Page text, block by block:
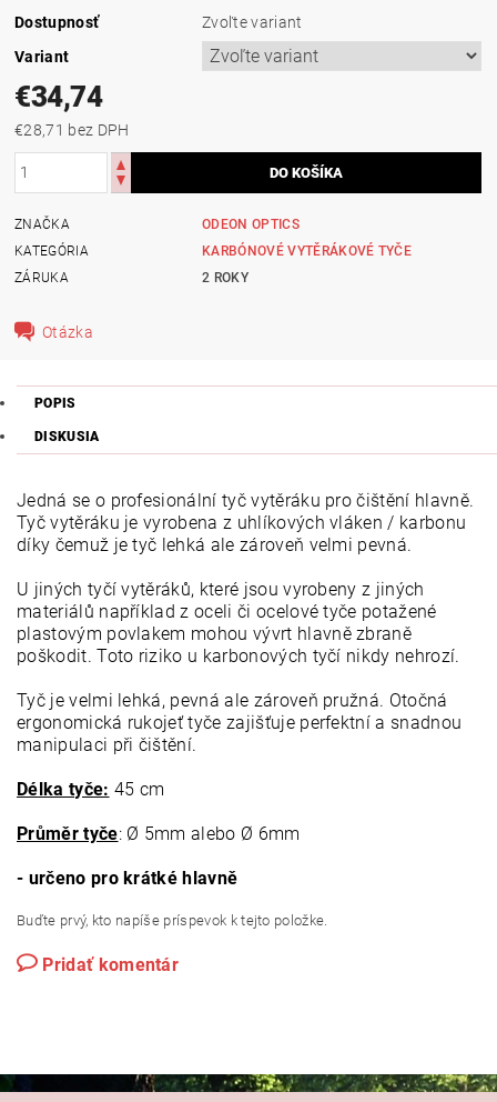
Dostupnosť
Zvoľte variant
Variant
€34,74
€28,71 bez DPH
ZNAČKA
ODEON OPTICS
KATEGÓRIA
KARBÓNOVÉ VYTĚRÁKOVÉ TYČE
ZÁRUKA
2 ROKY
Otázka
POPIS
DISKUSIA
Jedná se o profesionální tyč vytěráku pro čištění hlavně.
Tyč vytěráku je vyrobena z uhlíkových vláken / karbonu
díky čemuž je tyč lehká ale zároveň velmi pevná.
U jiných tyčí vytěráků, které jsou vyrobeny z jiných
materiálů například z oceli či ocelové tyče potažené
plastovým povlakem mohou vývrt hlavně zbraně
poškodit. Toto riziko u karbonových tyčí nikdy nehrozí.
Tyč je velmi lehká, pevná ale zároveň pružná. Otočná
ergonomická rukojeť tyče zajišťuje perfektní a snadnou
manipulaci při čištění.
Délka tyče: 45 cm
Průměr tyče: Ø 5mm alebo Ø 6mm
- určeno pro krátké hlavně
Buďte prvý, kto napíše príspevok k tejto položke.
Pridať komentár